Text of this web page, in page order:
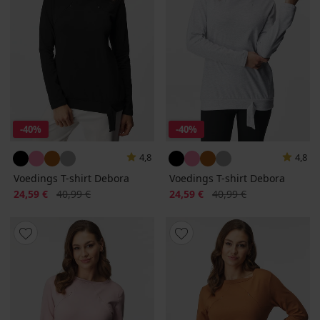
-40%
4,8
Voedings T-shirt Debora
Korting
24,59 € Oorspronkelijke prijs
40,99 €
-40%
4,8
Voedings T-shirt Debora
Korting
24,59 € Oorspronkelijke prijs
40,99 €